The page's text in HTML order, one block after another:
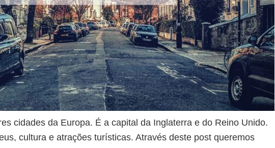
cidades da Europa. É a capital da Inglaterra e do Reino Unido.
cultura e atrações turísticas. Através deste post queremos